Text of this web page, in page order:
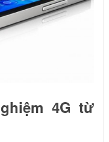
4G từ